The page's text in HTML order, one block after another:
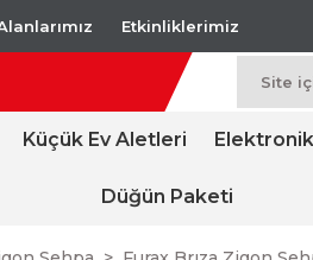
Etkinliklerimiz
Küçük Ev Aletleri Elektronik
Düğün Paketi